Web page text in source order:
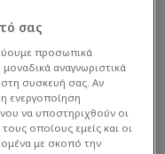
σας
προσωπικά
αναγνωριστικά
συσκευή σας. Αν
ενεργοποίηση
να υποστηριχθούν οι
οποίους εμείς και οι
με σκοπό την